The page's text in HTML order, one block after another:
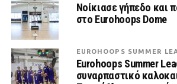
Νοίκιασε γήπεδο και
στο Eurohoops Dome
EUROHOOPS SUMMER
Eurohoops Summer
συναρπαστικό